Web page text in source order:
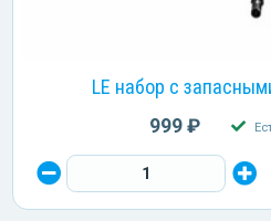
LE набор с
999 ₽